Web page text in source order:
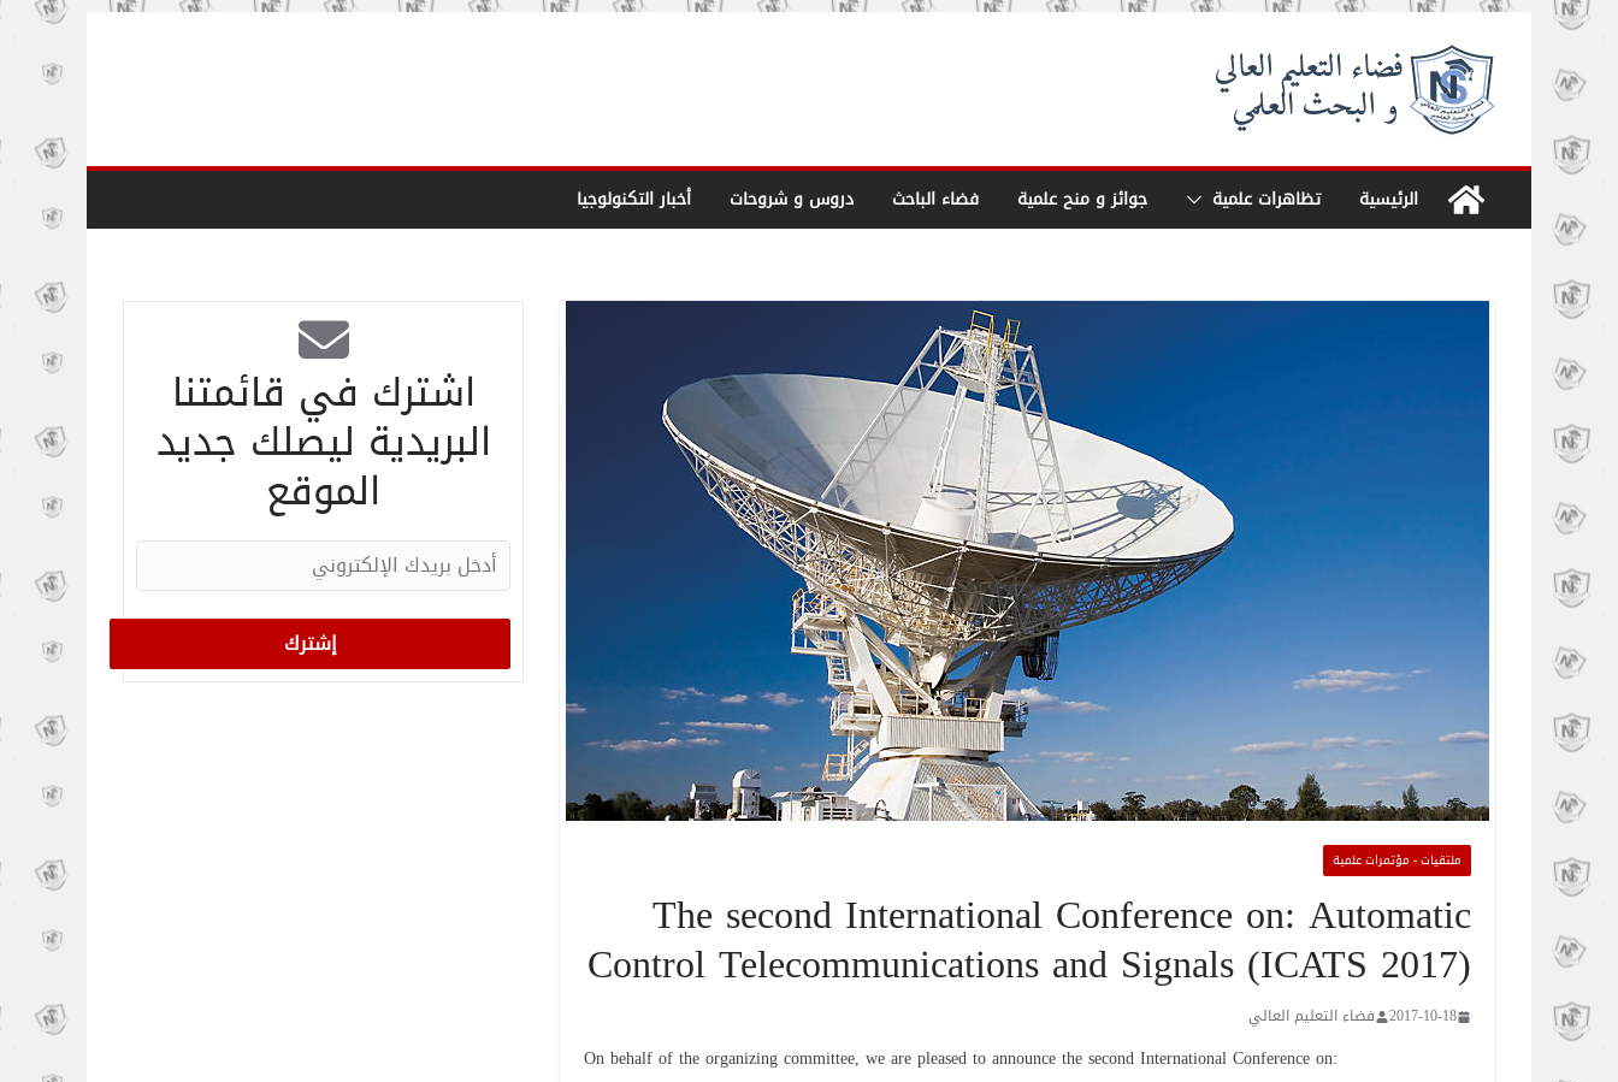
content
الرئيسية تظاهرات علمية جوائز و منح علمية فضاء الباحث دروس و شروحات أخبار التكنولوجيا
ملتقيات - مؤتمرات علمية
The second International Conference on: Automatic
Control Telecommunications and Signals (ICATS 2017)
2017-10-18 فضاء التعليم العالي
On behalf of the organizing committee, we are pleased to announce the second International Conference on:
اشترك في قائمتنا
البريدية ليصلك جديد
الموقع